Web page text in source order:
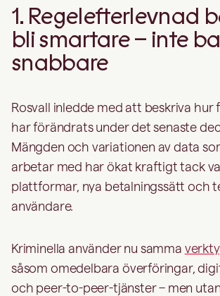
1. Regelefterlevnad
bli smartare – inte
snabbare
Rosvall inledde med att beskriva hur
har förändrats under det senaste
Mängden och variationen av data
arbetar med har ökat kraftigt tack
plattformar, nya betalningssätt och
användare.
Kriminella använder nu samma
såsom omedelbara överföringar,
och peer-to-peer-tjänster – men